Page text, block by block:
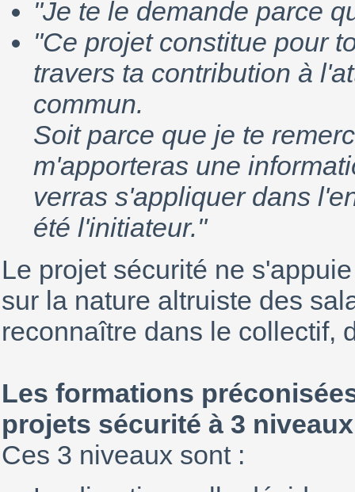
"Je te le demande parce
"Ce projet constitue pour
travers ta contribution à
commun.
Soit parce que je te
m'apporteras une
verras s'appliquer dans
été l'initiateur."
Le projet sécurité ne
sur la nature altruiste des
reconnaître dans le collectif,
Les formations
projets sécurité à 3 niveaux
Ces 3 niveaux sont :